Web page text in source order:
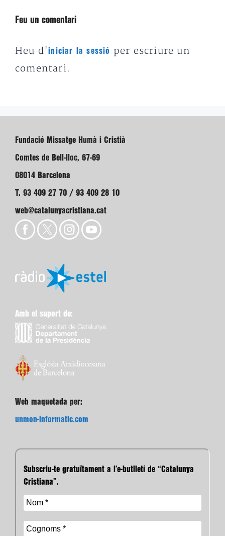
Feu un comentari
Heu d'iniciar la sessió
per escriure un
comentari.
Fundació Missatge Humà i Cristià
Comtes de Bell-lloc, 67-69
08014 Barcelona
T. 93 409 27 70 / 93 409 28 10
web@catalunyacristiana.cat
Amb el suport de:
Web maquetada per:
unmon-informatic.com
Subscriu-te gratuïtament a l’e-butlletí de “Catalunya
Cristiana”.